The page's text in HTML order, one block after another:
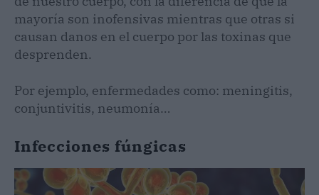
mayoría son inofensivas mientras que otras si
causan danos en el cuerpo por las toxinas que
desprenden.
Por ejemplo, enfermedades como: meningitis,
conjuntivitis, neumonía…
Infecciones fúngicas